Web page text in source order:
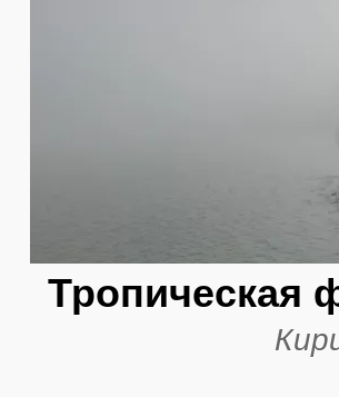
Тропическая